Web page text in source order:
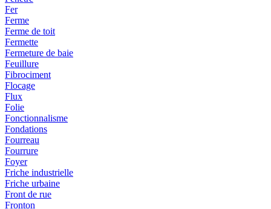
Fer
Ferme
Ferme de toit
Fermette
Fermeture de baie
Feuillure
Fibrociment
Flocage
Flux
Folie
Fonctionnalisme
Fondations
Fourreau
Fourrure
Foyer
Friche industrielle
Friche urbaine
Front de rue
Fronton